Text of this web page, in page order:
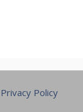
Privacy Policy